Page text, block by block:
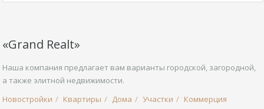
«Grand Realt»
Наша компания предлагает вам варианты городской, загородной,
а также элитной недвижимости.
Новостройки
Квартиры Дома Участки Коммерция